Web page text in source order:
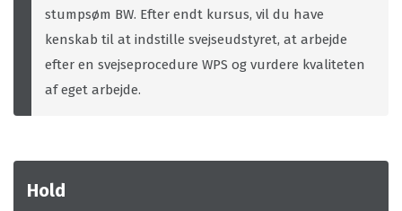
stumpsøm BW. Efter endt kursus, vil du have
kenskab til at indstille svejseudstyret, at arbejde
efter en svejseprocedure WPS og vurdere kvaliteten
af eget arbejde.
Hold